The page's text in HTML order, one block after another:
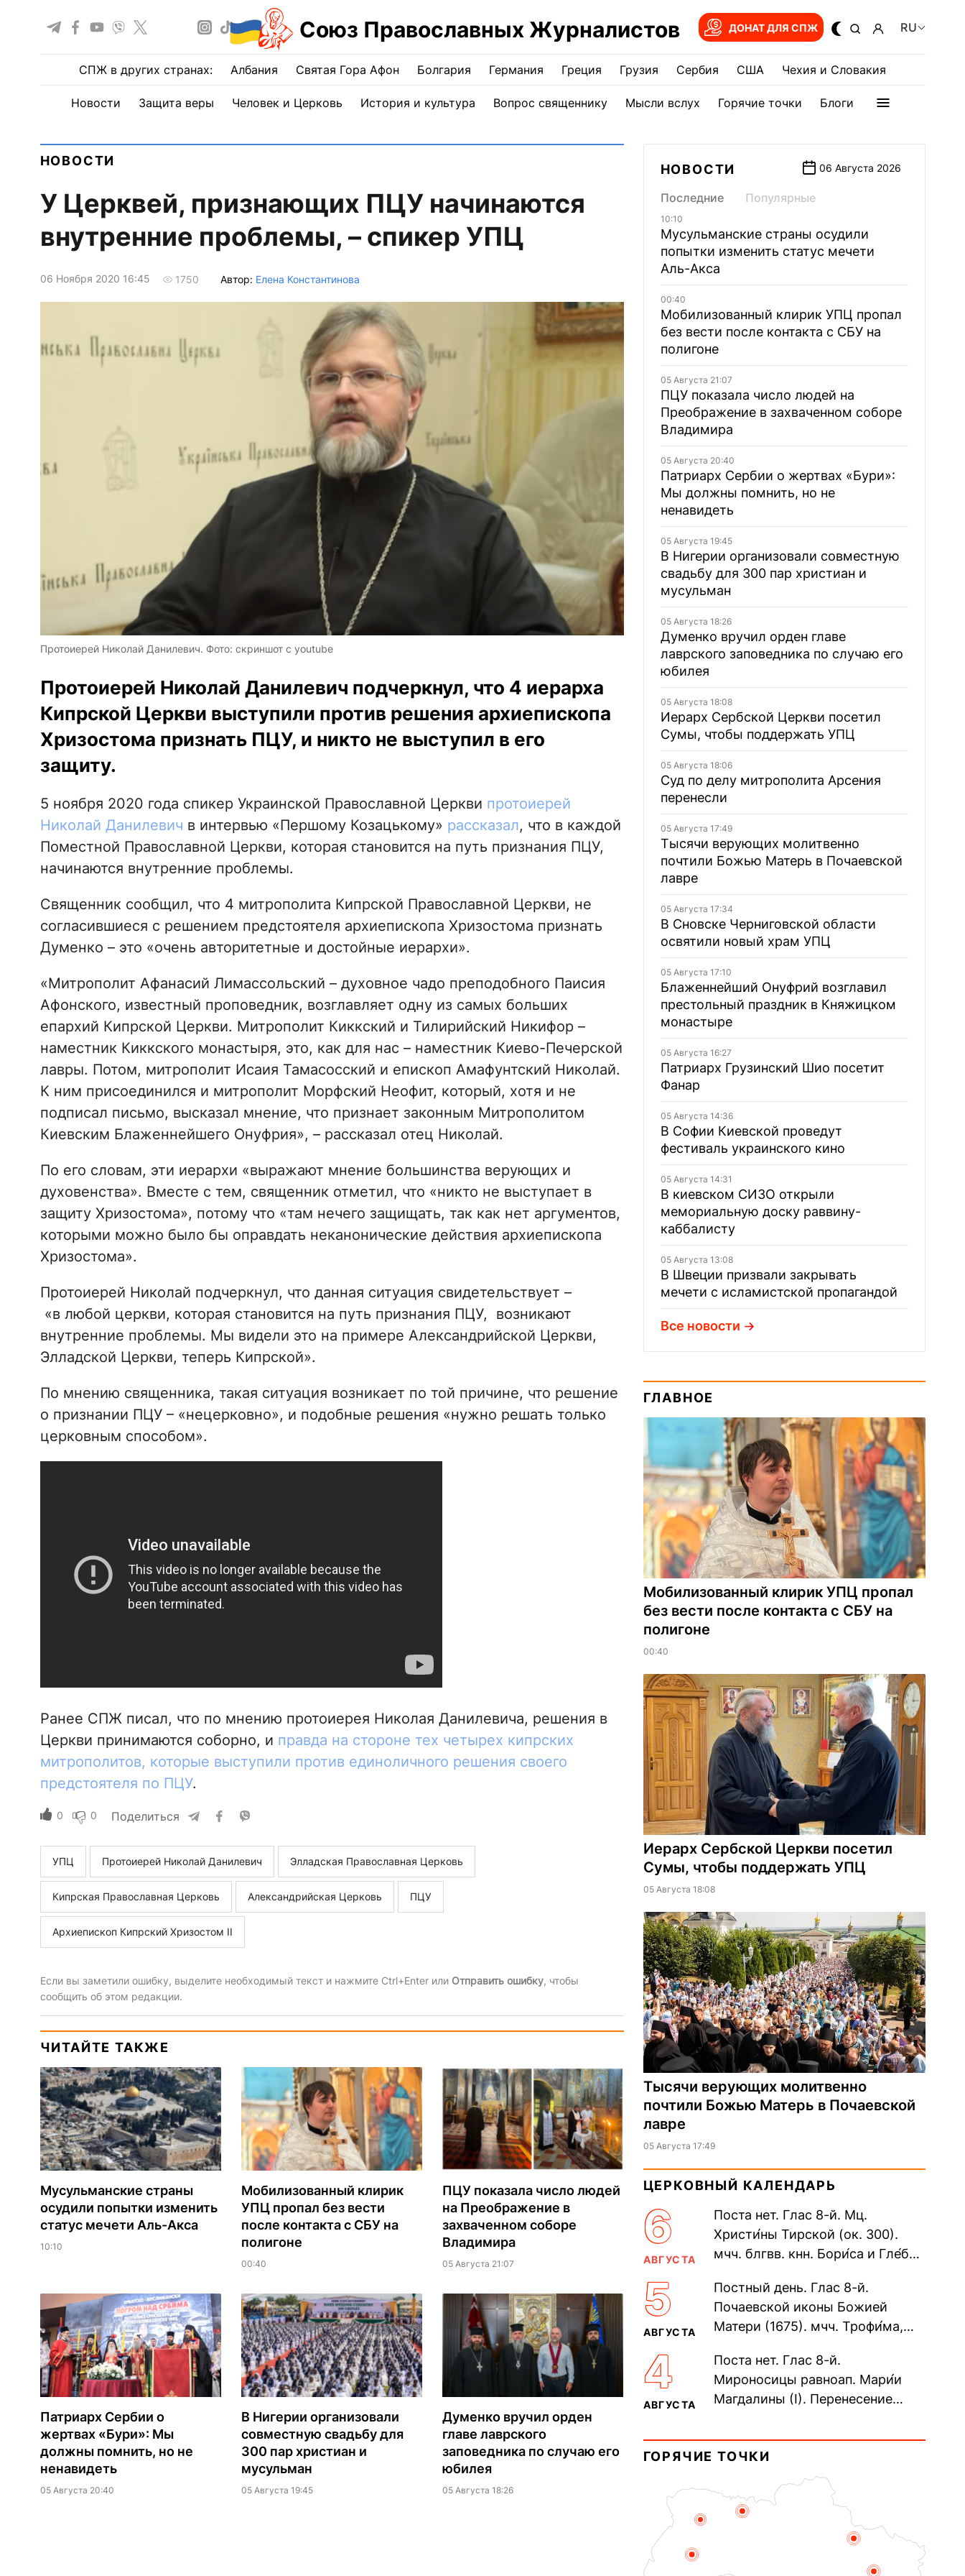
Союз Православных Журналистов ДОНАТ ДЛЯ СПЖ RU
СПЖ в других странах: Албания Святая Гора Афон Болгария Германия Греция Грузия Сербия США Чехия и Словакия
Новости Защита веры Человек и Церковь История и культура Вопрос священнику Мысли вслух Горячие точки Блоги
НОВОСТИ
У Церквей, признающих ПЦУ начинаются
внутренние проблемы, – спикер УПЦ
06 Ноября 2020 16:45 1750 Автор: Елена Константинова
Протоиерей Николай Данилевич. Фото: скриншот с youtube
Протоиерей Николай Данилевич подчеркнул, что 4 иерарха
Кипрской Церкви выступили против решения архиепископа
Хризостома признать ПЦУ, и никто не выступил в его
защиту.
5 ноября 2020 года спикер Украинской Православной Церкви протоиерей
Николай Данилевич в интервью «Першому Козацькому» рассказал, что в каждой
Поместной Православной Церкви, которая становится на путь признания ПЦУ,
начинаются внутренние проблемы.
Священник сообщил, что 4 митрополита Кипрской Православной Церкви, не
согласившиеся с решением предстоятеля архиепископа Хризостома признать
Думенко – это «очень авторитетные и достойные иерархи».
«Митрополит Афанасий Лимассольский – духовное чадо преподобного Паисия
Афонского, известный проповедник, возглавляет одну из самых больших
епархий Кипрской Церкви. Митрополит Киккский и Тилирийский Никифор –
наместник Киккского монастыря, это, как для нас – наместник Киево-Печерской
лавры. Потом, митрополит Исаия Тамасосский и епископ Амафунтский Николай.
К ним присоединился и митрополит Морфский Неофит, который, хотя и не
подписал письмо, высказал мнение, что признает законным Митрополитом
Киевским Блаженнейшего Онуфрия», – рассказал отец Николай.
По его словам, эти иерархи «выражают мнение большинства верующих и
духовенства». Вместе с тем, священник отметил, что «никто не выступает в
защиту Хризостома», потому что «там нечего защищать, так как нет аргументов,
которыми можно было бы оправдать неканонические действия архиепископа
Хризостома».
Протоиерей Николай подчеркнул, что данная ситуация свидетельствует –
«в любой церкви, которая становится на путь признания ПЦУ, возникают
внутренние проблемы. Мы видели это на примере Александрийской Церкви,
Элладской Церкви, теперь Кипрской».
По мнению священника, такая ситуация возникает по той причине, что решение
о признании ПЦУ – «нецерковно», и подобные решения «нужно решать только
церковным способом».
Ранее СПЖ писал, что по мнению протоиерея Николая Данилевича, решения в
Церкви принимаются соборно, и правда на стороне тех четырех кипрских
митрополитов, которые выступили против единоличного решения своего
предстоятеля по ПЦУ.
0 0 Поделиться
УПЦ Протоиерей Николай Данилевич Элладская Православная Церковь
Кипрская Православная Церковь Александрийская Церковь ПЦУ
Архиепископ Кипрский Хризостом II
Если вы заметили ошибку, выделите необходимый текст и нажмите Ctrl+Enter или Отправить ошибку, чтобы
сообщить об этом редакции.
ЧИТАЙТЕ ТАКЖЕ
Мусульманские страны
осудили попытки изменить
статус мечети Аль-Акса
10:10
Мобилизованный клирик
УПЦ пропал без вести
после контакта с СБУ на
полигоне
00:40
ПЦУ показала число людей
на Преображение в
захваченном соборе
Владимира
05 Августа 21:07
Патриарх Сербии о
жертвах «Бури»: Мы
должны помнить, но не
ненавидеть
05 Августа 20:40
В Нигерии организовали
совместную свадьбу для
300 пар христиан и
мусульман
05 Августа 19:45
Думенко вручил орден
главе лаврского
заповедника по случаю его
юбилея
05 Августа 18:26
НОВОСТИ 06 Августа 2026
Последние Популярные
10:10
Мусульманские страны осудили
попытки изменить статус мечети
Аль-Акса
00:40
Мобилизованный клирик УПЦ пропал
без вести после контакта с СБУ на
полигоне
05 Августа 21:07
ПЦУ показала число людей на
Преображение в захваченном соборе
Владимира
05 Августа 20:40
Патриарх Сербии о жертвах «Бури»:
Мы должны помнить, но не
ненавидеть
05 Августа 19:45
В Нигерии организовали совместную
свадьбу для 300 пар христиан и
мусульман
05 Августа 18:26
Думенко вручил орден главе
лаврского заповедника по случаю его
юбилея
05 Августа 18:08
Иерарх Сербской Церкви посетил
Сумы, чтобы поддержать УПЦ
05 Августа 18:06
Суд по делу митрополита Арсения
перенесли
05 Августа 17:49
Тысячи верующих молитвенно
почтили Божью Матерь в Почаевской
лавре
05 Августа 17:34
В Сновске Черниговской области
освятили новый храм УПЦ
05 Августа 17:10
Блаженнейший Онуфрий возглавил
престольный праздник в Княжицком
монастыре
05 Августа 16:27
Патриарх Грузинский Шио посетит
Фанар
05 Августа 14:36
В Софии Киевской проведут
фестиваль украинского кино
05 Августа 14:31
В киевском СИЗО открыли
мемориальную доску раввину-
каббалисту
05 Августа 13:08
В Швеции призвали закрывать
мечети с исламистской пропагандой
Все новости
ГЛАВНОЕ
Мобилизованный клирик УПЦ пропал
без вести после контакта с СБУ на
полигоне
00:40
Иерарх Сербской Церкви посетил
Сумы, чтобы поддержать УПЦ
05 Августа 18:08
Тысячи верующих молитвенно
почтили Божью Матерь в Почаевской
лавре
05 Августа 17:49
ЦЕРКОВНЫЙ КАЛЕНДАРЬ
6
АВГУСТА
Поста нет. Глас 8-й. Мц.
Христи́ны Тирской (ок. 300).
мчч. блгвв. кнн. Бори́са и Гле́ба,
Дави́да (1015). Прп....
5
АВГУСТА
Постный день. Глас 8-й.
Почаевской иконы Божией
Матери (1675). мчч. Трофи́ма,
мучеников (284–305). прав.
воина Фео́дора...
4
АВГУСТА
Поста нет. Глас 8-й.
Мироносицы равноап. Мари́и
Магдалины (I). Перенесение
Синопского (403–404). Прп.
Корни́лия...
ГОРЯЧИЕ ТОЧКИ